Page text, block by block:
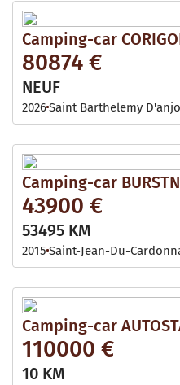
Camping-car
80874 €
NEUF
2026Saint Barthelemy
Camping-car
43900 €
53495 KM
2015 Saint-Jean-Du-
Camping-car
110000 €
10 KM